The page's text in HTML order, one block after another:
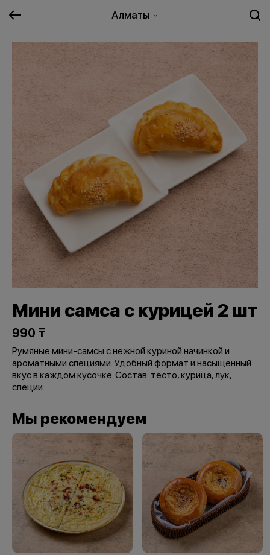
Алматы
Мини самса с курицей 2 шт
990 ₸
Румяные мини-самсы с нежной куриной начинкой и
ароматными специями. Удобный формат и насыщенный
вкус в каждом кусочке. Состав: тесто, курица, лук,
специи.
Мы рекомендуем